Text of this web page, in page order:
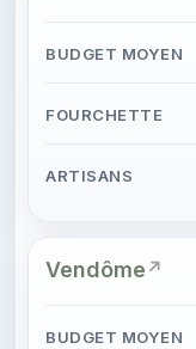
Vendôme